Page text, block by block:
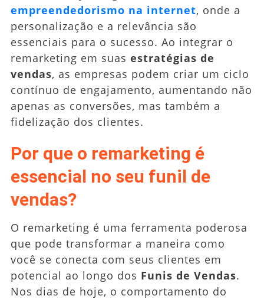
empreendedorismo na internet, onde a
personalização e a relevância são
essenciais para o sucesso. Ao integrar o
remarketing em suas estratégias de
vendas, as empresas podem criar um ciclo
contínuo de engajamento, aumentando não
apenas as conversões, mas também a
fidelização dos clientes.
Por que o remarketing é
essencial no seu funil de
vendas?
O remarketing é uma ferramenta poderosa
que pode transformar a maneira como
você se conecta com seus clientes em
potencial ao longo dos Funis de Vendas.
Nos dias de hoje, o comportamento do